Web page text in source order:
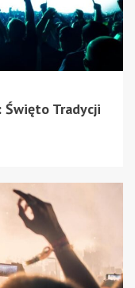
Tradycji